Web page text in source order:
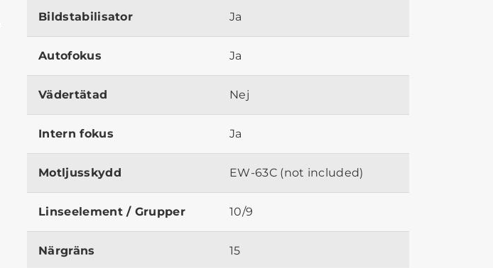
Bildstabilisator Ja
Autofokus Ja
Vädertätad Nej
Intern fokus Ja
Motljusskydd EW-63C (not included)
Linseelement / Grupper 10/9
Närgräns 15